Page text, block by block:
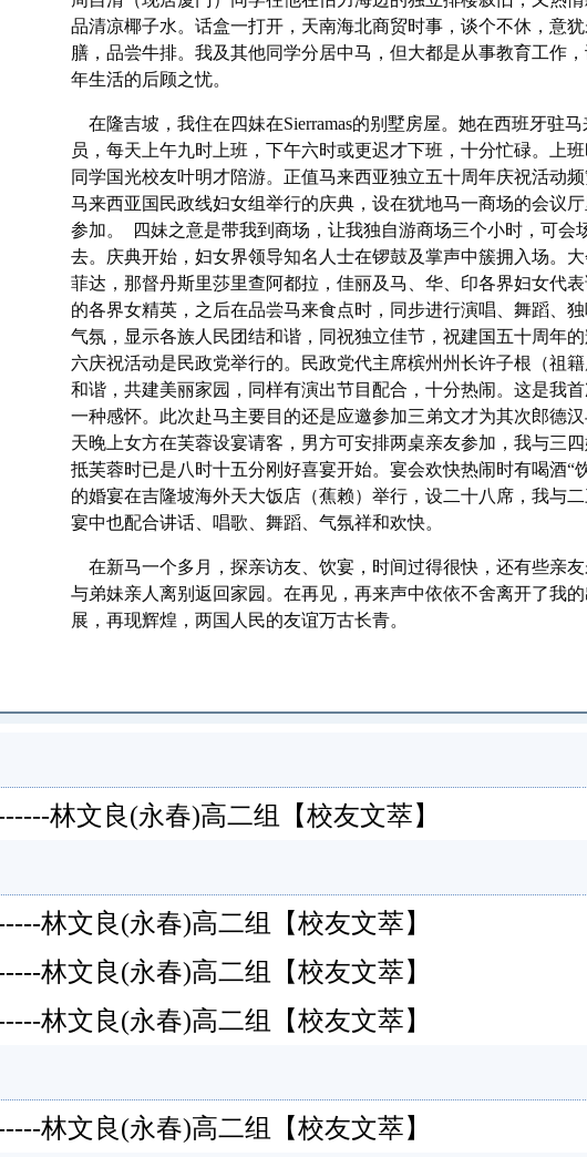
品清凉椰子水。话盒一打开，天南海北商贸时事，谈个不休，意
膳，品尝牛排。我及其他同学分居中马，但大都是从事教育工作
年生活的后顾之忧。
在隆吉坡，我住在四妹在Sierramas的别墅房屋。她在西班牙驻
员，每天上午九时上班，下午六时或更迟才下班，十分忙碌。上
同学国光校友叶明才陪游。正值马来西亚独立五十周年庆祝活动
马来西亚国民政线妇女组举行的庆典，设在犹地马一商场的会议
参加。 四妹之意是带我到商场，让我独自游商场三个小时，可会
去。庆典开始，妇女界领导知名人士在锣鼓及掌声中簇拥入场。
菲达，那督丹斯里莎里查阿都拉，佳丽及马、华、印各界妇女代
的各界女精英，之后在品尝马来食点时，同步进行演唱、舞蹈、
气氛，显示各族人民团结和谐，同祝独立佳节，祝建国五十周年
六庆祝活动是民政党举行的。民政党代主席槟州州长许子根（祖
和谐，共建美丽家园，同样有演出节目配合，十分热闹。这是我
一种感怀。此次赴马主要目的还是应邀参加三弟文才为其次郎德
天晚上女方在芙蓉设宴请客，男方可安排两桌亲友参加，我与三
抵芙蓉时已是八时十五分刚好喜宴开始。宴会欢快热闹时有喝酒“
的婚宴在吉隆坡海外天大饭店（蕉赖）举行，设二十八席，我与
宴中也配合讲话、唱歌、舞蹈、气氛祥和欢快。
在新马一个多月，探亲访友、饮宴，时间过得很快，还有些亲
与弟妹亲人离别返回家园。在再见，再来声中依依不舍离开了我
展，再现辉煌，两国人民的友谊万古长青。
林文良(永春)高二组【校友文萃】
林文良(永春)高二组【校友文萃】
林文良(永春)高二组【校友文萃】
林文良(永春)高二组【校友文萃】
林文良(永春)高二组【校友文萃】